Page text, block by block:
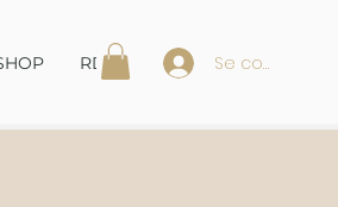
RDV Se connecter